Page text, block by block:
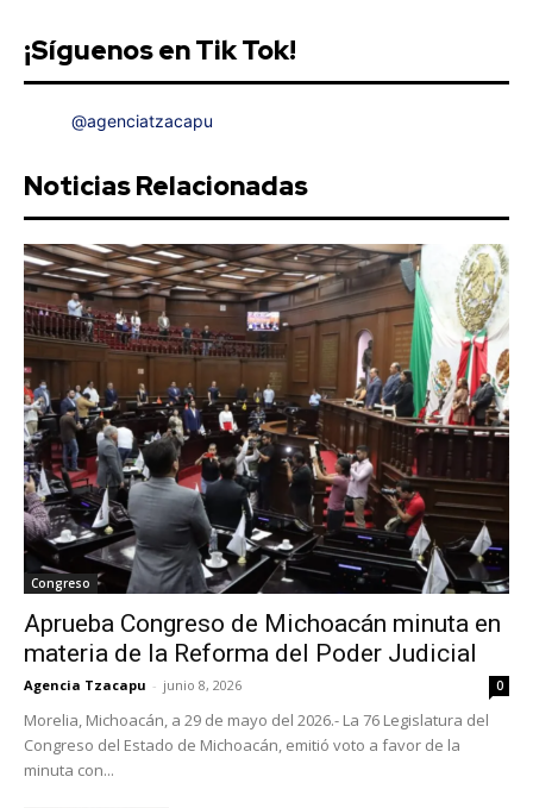
¡Síguenos en Tik Tok!
@agenciatzacapu
Noticias Relacionadas
Congreso
Aprueba Congreso de Michoacán minuta en
materia de la Reforma del Poder Judicial
Agencia Tzacapu - junio 8, 2026 0
Morelia, Michoacán, a 29 de mayo del 2026.- La 76 Legislatura del
Congreso del Estado de Michoacán, emitió voto a favor de la
minuta con...